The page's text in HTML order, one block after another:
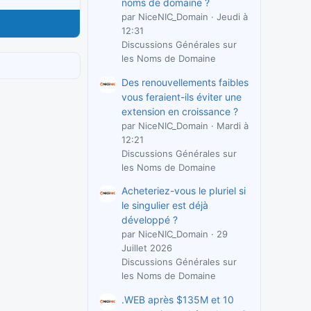
noms de domaine ?
par NiceNIC_Domain
Jeudi à
12:31
Discussions Générales sur
les Noms de Domaine
Des renouvellements faibles
vous feraient-ils éviter une
extension en croissance ?
par NiceNIC_Domain
Mardi à
12:21
Discussions Générales sur
les Noms de Domaine
Acheteriez-vous le pluriel si
le singulier est déjà
développé ?
par NiceNIC_Domain
29
Juillet 2026
Discussions Générales sur
les Noms de Domaine
.WEB après $135M et 10